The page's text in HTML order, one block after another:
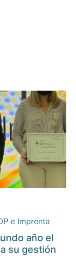
e Imprenta
año el
su gestión